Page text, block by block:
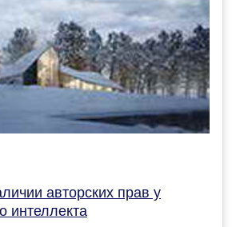
авторских прав у
интеллекта